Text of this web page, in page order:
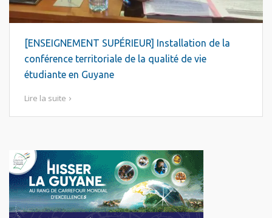
[ENSEIGNEMENT SUPÉRIEUR] Installation de la
conférence territoriale de la qualité de vie
étudiante en Guyane
Lire la suite